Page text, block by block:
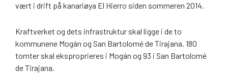
vært i drift på kanariøya El Hierro siden sommeren 2014.
Kraftverket og dets infrastruktur skal ligge i de to
kommunene Mogán og San Bartolomé de Tirajana. 180
tomter skal eksproprieres i Mogán og 93 i San Bartolomé
de Tirajana.